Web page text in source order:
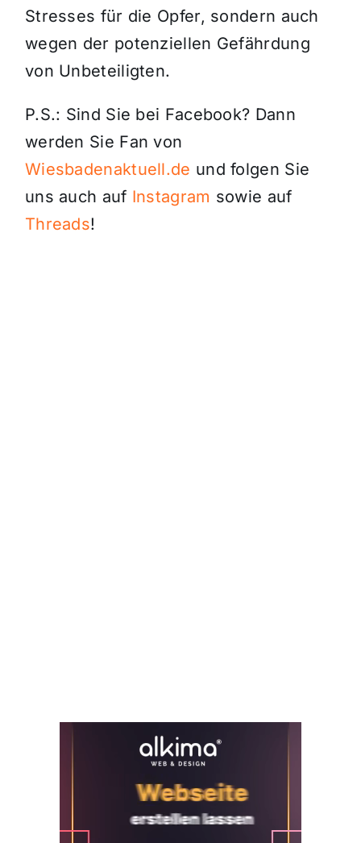
Stresses für die Opfer, sondern auch
wegen der potenziellen Gefährdung
von Unbeteiligten.
P.S.: Sind Sie bei Facebook? Dann
werden Sie Fan von
Wiesbadenaktuell.de und folgen Sie
uns auch auf Instagram sowie auf
Threads!